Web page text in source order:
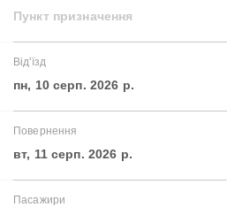
Пункт призначення
Від'їзд
пн, 10 серп. 2026 р.
Повернення
вт, 11 серп. 2026 р.
Пасажири